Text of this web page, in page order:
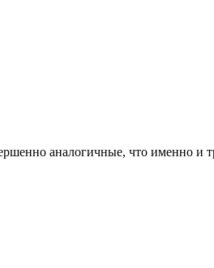
аналогичные, что именно и